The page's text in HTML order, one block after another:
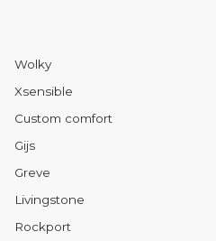
Wolky
Xsensible
Custom comfort
Gijs
Greve
Livingstone
Rockport